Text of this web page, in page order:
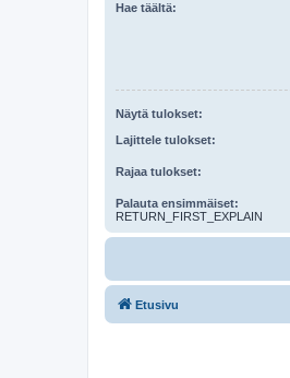
Hae täältä:
Näytä tulokset:
Lajittele tulokset:
Rajaa tulokset:
Palauta ensimmäiset:
RETURN_FIRST_EXPLAIN
Etusivu